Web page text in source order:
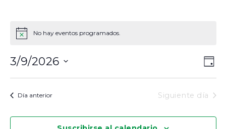
No hay eventos programados.
de
de
Día
3/9/2026
Seleccionar
Día anterior Siguiente día